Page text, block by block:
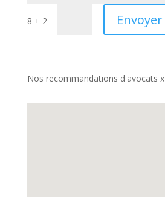
8 + 2 = Envoyer
Nos recommandations d'avocats x